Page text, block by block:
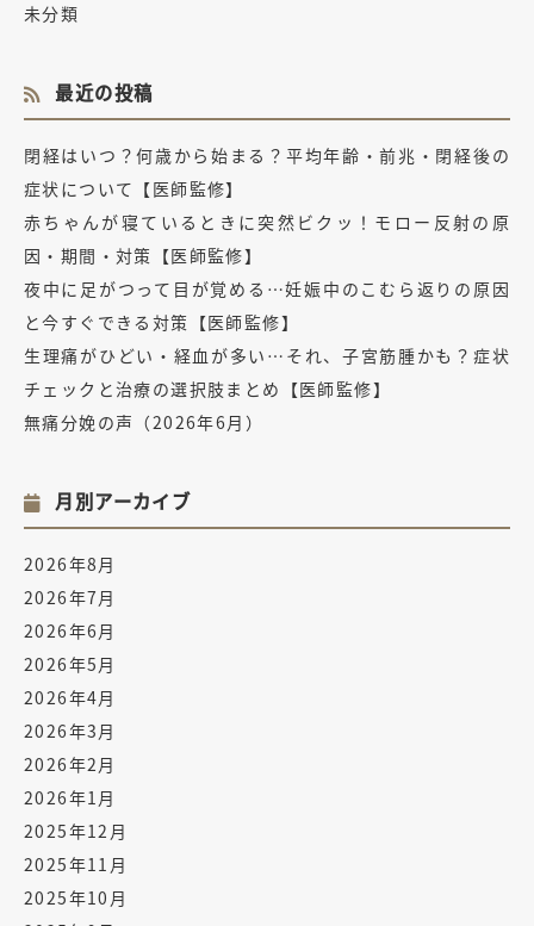
未分類
最近の投稿
閉経はいつ？何歳から始まる？平均年齢・前兆・閉経後の
症状について【医師監修】
赤ちゃんが寝ているときに突然ビクッ！モロー反射の原
因・期間・対策【医師監修】
夜中に足がつって目が覚める…妊娠中のこむら返りの原因
と今すぐできる対策【医師監修】
生理痛がひどい・経血が多い…それ、子宮筋腫かも？症状
チェックと治療の選択肢まとめ【医師監修】
無痛分娩の声（2026年6月）
月別アーカイブ
2026年8月
2026年7月
2026年6月
2026年5月
2026年4月
2026年3月
2026年2月
2026年1月
2025年12月
2025年11月
2025年10月